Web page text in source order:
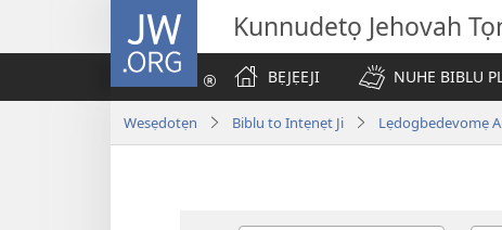
JW.ORG Kunnudetọ Jehovah
BẸJẸEJI
NUHE BIBLU
Wesẹdotẹn Biblu to Intẹnẹt Ji Lẹdogbedevomẹ